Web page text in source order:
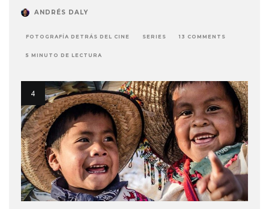
ANDRÉS DALY
FOTOGRAFÍA DETRÁS DEL CINE SERIES 13 COMMENTS
5 MINUTO DE LECTURA